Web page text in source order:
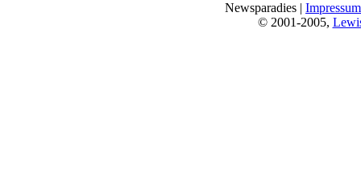
Newsparadies | Impressum
© 2001-2005,